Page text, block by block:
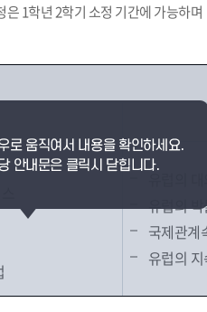
1학년 2학기 소정 기간에 가능하며
유럽의
국제관계
유럽의